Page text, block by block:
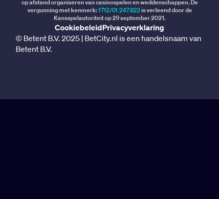
op afstand organiseren van casinospelen en weddenschappen. De
vergunning met kenmerk:1712/01.247.822is verleend door de
Kansspelautoriteit op 29 september 2021.
CookiebeleidPrivacyverklaring
© Betent B.V. 2025 | BetCity.nl is een handelsnaam van
Betent B.V.